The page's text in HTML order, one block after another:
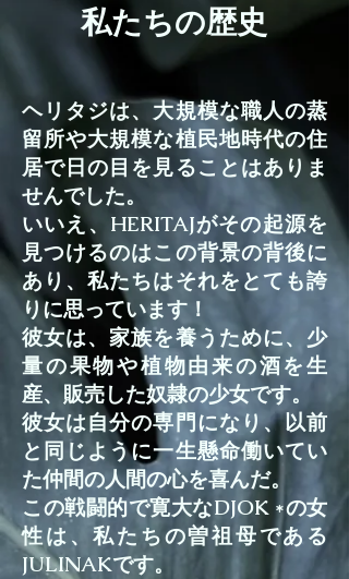
私たちの歴史
ヘリタジは、大規模な職人の蒸
留所や大規模な植民地時代の住
居で日の目を見ることはありま
せんでした。
いいえ、HERITAJがその起源を
見つけるのはこの背景の背後に
あり、私たちはそれをとても誇
りに思っています！
彼女は、家族を養うために、少
量の果物や植物由来の酒を生
産、販売した奴隷の少女です。
彼女は自分の専門になり、以前
と同じように一生懸命働いてい
た仲間の人間の心を喜んだ。
この戦闘的で寛大なDJOK *の女
性は、私たちの曽祖母である
JULINAKです。